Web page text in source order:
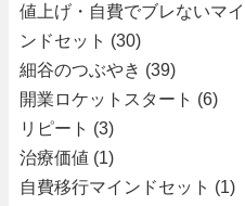
値上げ・自費でブレないマイ
ンドセット (30)
細谷のつぶやき (39)
開業ロケットスタート (6)
リピート (3)
治療価値 (1)
自費移行マインドセット (1)